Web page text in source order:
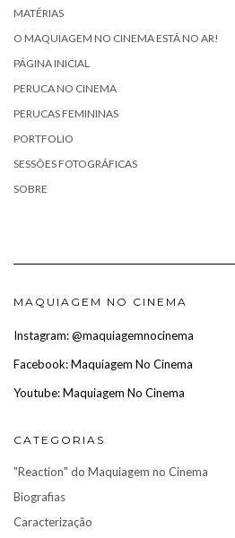
MATÉRIAS
O MAQUIAGEM NO CINEMA ESTÁ NO AR!
PÁGINA INICIAL
PERUCA NO CINEMA
PERUCAS FEMININAS
PORTFOLIO
SESSÕES FOTOGRÁFICAS
SOBRE
MAQUIAGEM NO CINEMA
Instagram: @maquiagemnocinema
Facebook: Maquiagem No Cinema
Youtube: Maquiagem No Cinema
CATEGORIAS
"Reaction" do Maquiagem no Cinema
Biografias
Caracterização